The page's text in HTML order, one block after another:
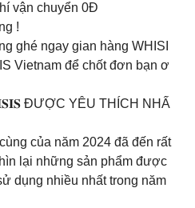
vận chuyển 0Đ
!
ghé ngay gian hàng WHISI
Vietnam để chốt đơn bạn ơ
ĐƯỢC YÊU THÍCH NHẤ
của năm 2024 đã đến rất
lại những sản phẩm được
dụng nhiều nhất trong năm